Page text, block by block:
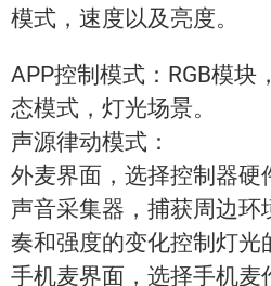
模式，速度以及亮度。
APP控制模式：RGB模块
态模式，灯光场景。
声源律动模式：
外麦界面，选择控制器硬
声音采集器，捕获周边环
奏和强度的变化控制灯光
手机麦界面，选择手机麦